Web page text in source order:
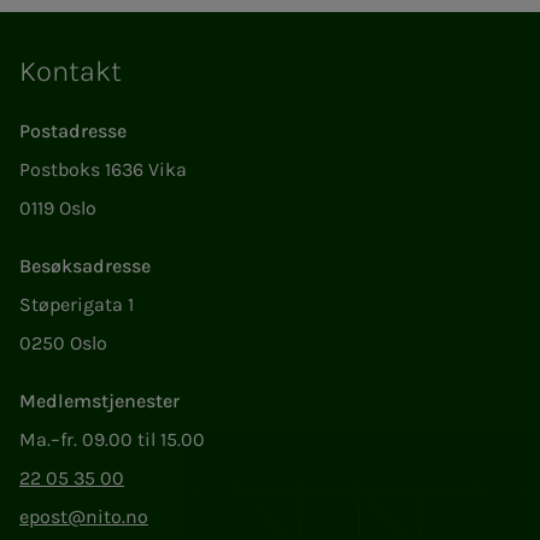
Kontakt
Postadresse
Postboks 1636 Vika
0119 Oslo
Besøksadresse
Støperigata 1
0250 Oslo
Medlemstjenester
Ma.–fr. 09.00 til 15.00
22 05 35 00
epost@nito.no